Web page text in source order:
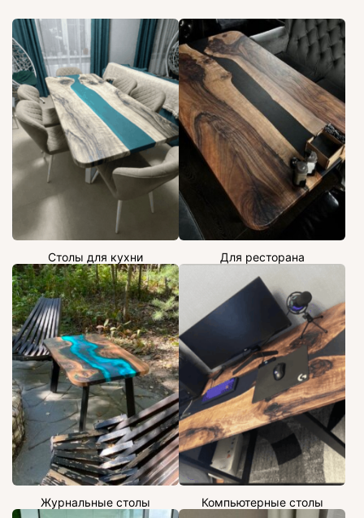
Столы для кухни Для ресторана
Журнальные столы Компьютерные столы